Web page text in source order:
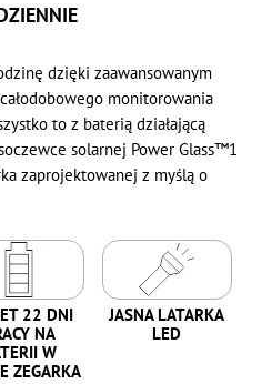
dzięki zaawansowanym
monitorowania
to z baterią działającą
solarnej Power Glass™1
zaprojektowanej z myślą o
22 DNI
NA
W
ZEGARKA
JASNA LATARKA
LED